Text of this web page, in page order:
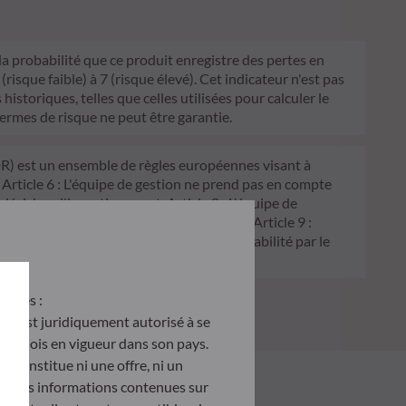
probabilité que ce produit enregistre des pertes en
faible) à 7 (risque élevé). Cet indicateur n'est pas
telles que celles utilisées pour calculer le
de risque ne peut être garantie.
est un ensemble de règles européennes visant à
6 : L'équipe de gestion ne prend pas en compte
d'investissement. Article 8 : L'équipe de
de décision d'investissement. Article 9 :
écologique, et traite les risques de durabilité par le
:
est juridiquement autorisé à se
lois en vigueur dans son pays.
constitue ni une offre, ni un
Les informations contenues sur